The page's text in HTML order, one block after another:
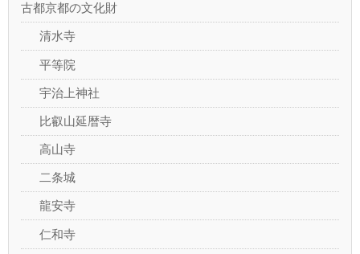
古都京都の文化財
清水寺
平等院
宇治上神社
比叡山延暦寺
高山寺
二条城
龍安寺
仁和寺